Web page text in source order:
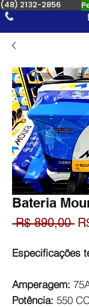
(48) 2132-2856
Bateria
R$ 890,00
Especificações
Amperagem:
Potência: 550